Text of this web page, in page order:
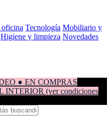
oficina Tecnología Mobiliario y
Higiene y limpieza Novedades
● EN COMPRAS
INTERIOR (ver condiciones